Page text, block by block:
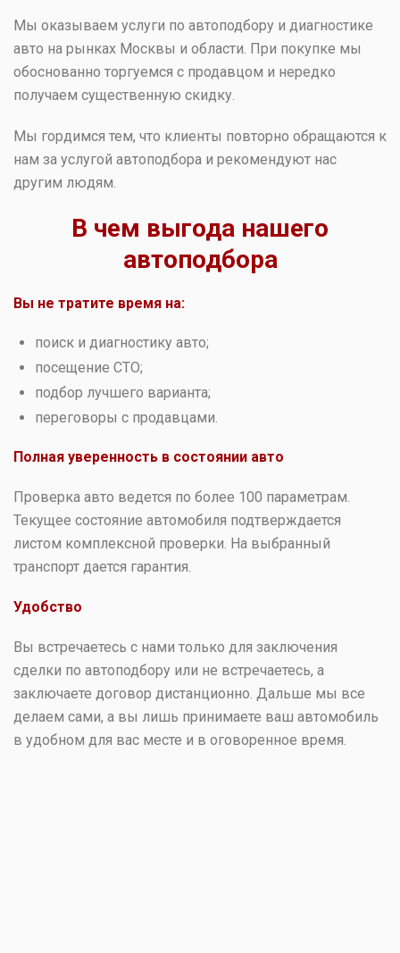
Мы оказываем услуги по автоподбору и диагностике
авто на рынках Москвы и области. При покупке мы
обоснованно торгуемся с продавцом и нередко
получаем существенную скидку.
Мы гордимся тем, что клиенты повторно обращаются к
нам за услугой автоподбора и рекомендуют нас
другим людям.
В чем выгода нашего
автоподбора
Вы не тратите время на:
поиск и диагностику авто;
посещение СТО;
подбор лучшего варианта;
переговоры с продавцами.
Полная уверенность в состоянии авто
Проверка авто ведется по более 100 параметрам.
Текущее состояние автомобиля подтверждается
листом комплексной проверки. На выбранный
транспорт дается гарантия.
Удобство
Вы встречаетесь с нами только для заключения
сделки по автоподбору или не встречаетесь, а
заключаете договор дистанционно. Дальше мы все
делаем сами, а вы лишь принимаете ваш автомобиль
в удобном для вас месте и в оговоренное время.